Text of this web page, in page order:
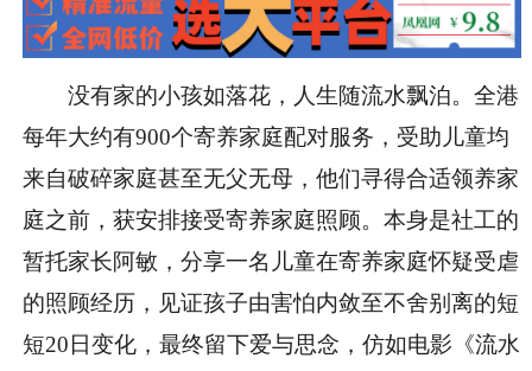
没有家的小孩如落花，人生随流水飘泊。全港
每年大约有900个寄养家庭配对服务，受助儿童均
来自破碎家庭甚至无父无母，他们寻得合适领养家
庭之前，获安排接受寄养家庭照顾。本身是社工的
暂托家长阿敏，分享一名儿童在寄养家庭怀疑受虐
的照顾经历，见证孩子由害怕内敛至不舍别离的短
短20日变化，最终留下爱与思念，仿如电影《流水